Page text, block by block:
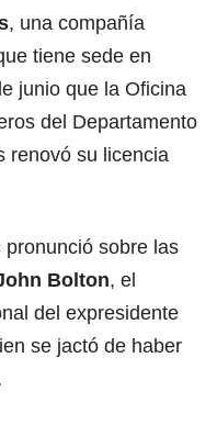
, una compañía
tiene sede en
junio que la Oficina
del Departamento
renovó su licencia
sobre las
Bolton, el
del expresidente
se jactó de haber